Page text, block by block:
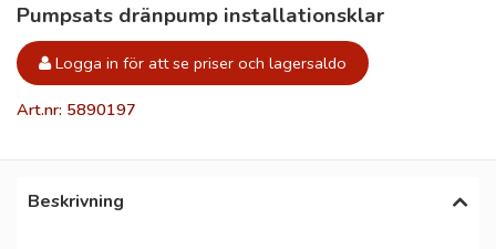
Pumpsats dränpump installationsklar
Logga in för att se priser och lagersaldo
Art.nr: 5890197
Beskrivning